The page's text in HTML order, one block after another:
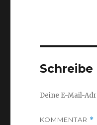
Deine E-Mail-
KOMMENTAR *